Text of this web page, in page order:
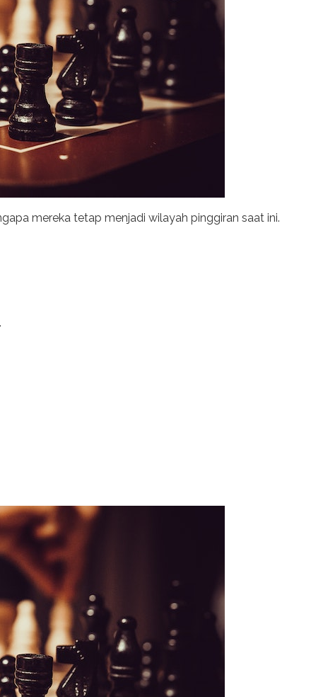
mereka tetap menjadi wilayah pinggiran saat ini.